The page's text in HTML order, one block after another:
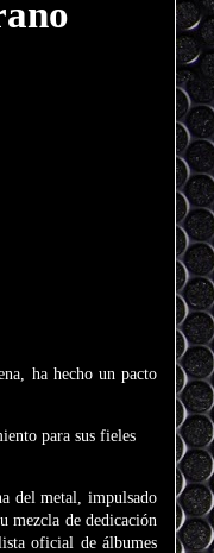
ha hecho un pacto
para sus fieles
del metal, impulsado
mezcla de dedicación
oficial de álbumes